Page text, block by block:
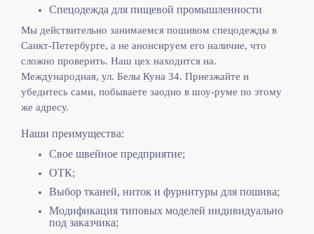
Спецодежда для пищевой промышленности
Мы действительно занимаемся пошивом спецодежды в
Санкт-Петербурге, а не анонсируем его наличие, что
сложно проверить. Наш цех находится на.
Международная, ул. Белы Куна 34. Приезжайте и
убедитесь сами, побываете заодно в шоу-руме по этому
же адресу.
Наши преимущества:
Свое швейное предприятие;
ОТК;
Выбор тканей, ниток и фурнитуры для пошива;
Модификация типовых моделей индивидуально
под заказчика;